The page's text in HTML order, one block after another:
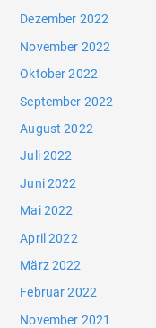
Dezember 2022
November 2022
Oktober 2022
September 2022
August 2022
Juli 2022
Juni 2022
Mai 2022
April 2022
März 2022
Februar 2022
November 2021